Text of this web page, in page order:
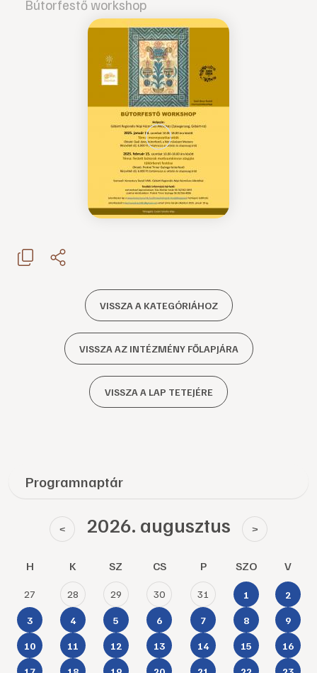
Bútorfestő workshop
VISSZA A KATEGÓRIÁHOZ
VISSZA AZ INTÉZMÉNY FŐLAPJÁRA
VISSZA A LAP TETEJÉRE
Programnaptár
< 2026. augusztus >
H K SZ CS P SZO V
27 28 29 30 31 1 2
3 4 5 6 7 8 9
10 11 12 13 14 15 16